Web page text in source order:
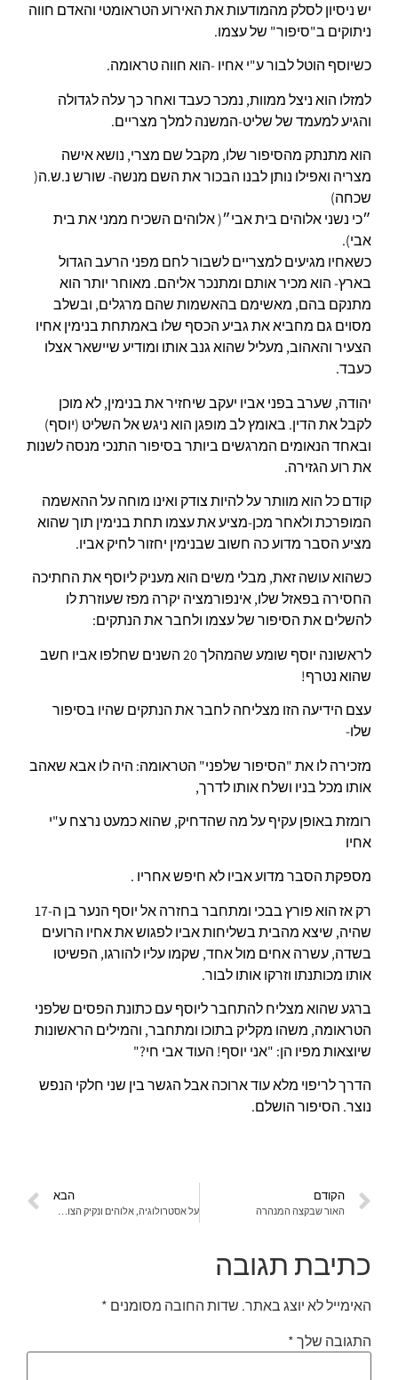
יש ניסיון לסלק מהמודעות את האירוע הטראומטי והאדם חווה
ניתוקים ב"סיפור" של עצמו.
כשיוסף הוטל לבור ע"י אחיו -הוא חווה טראומה.
למזלו הוא ניצל ממוות, נמכר כעבד ואחר כך עלה לגדולה
והגיע למעמד של שליט-המשנה למלך מצריים.
הוא מתנתק מהסיפור שלו, מקבל שם מצרי, נושא אישה
מצריה ואפילו נותן לבנו הבכור את השם מנשה- שורש נ.ש.ה(
שכחה)
״כי נשני אלוהים בית אבי״( אלוהים השכיח ממני את בית
אבי).
כשאחיו מגיעים למצריים לשבור לחם מפני הרעב הגדול
בארץ- הוא מכיר אותם ומתנכר אליהם. מאוחר יותר הוא
מתנקם בהם, מאשימם בהאשמות שהם מרגלים, ובשלב
מסוים גם מחביא את גביע הכסף שלו באמתחת בנימין אחיו
הצעיר והאהוב, מעליל שהוא גנב אותו ומודיע שיישאר אצלו
כעבד.
יהודה, שערב בפני אביו יעקב שיחזיר את בנימין, לא מוכן
לקבל את הדין. באומץ לב מופגן הוא ניגש אל השליט (יוסף)
ובאחד הנאומים המרגשים ביותר בסיפור התנכי מנסה לשנות
את רוע הגזירה.
קודם כל הוא מוותר על להיות צודק ואינו מוחה על ההאשמה
המופרכת ולאחר מכן-מציע את עצמו תחת בנימין תוך שהוא
מציע הסבר מדוע כה חשוב שבנימין יחזור לחיק אביו.
כשהוא עושה זאת, מבלי משים הוא מעניק ליוסף את החתיכה
החסירה בפאזל שלו, אינפורמציה יקרה מפז שעוזרת לו
להשלים את הסיפור של עצמו ולחבר את הנתקים:
לראשונה יוסף שומע שהמהלך 20 השנים שחלפו אביו חשב
שהוא נטרף!
עצם הידיעה הזו מצליחה לחבר את הנתקים שהיו בסיפור
שלו-
מזכירה לו את "הסיפור שלפני" הטראומה: היה לו אבא שאהב
אותו מכל בניו ושלח אותו לדרך,
רומזת באופן עקיף על מה שהדחיק, שהוא כמעט נרצח ע"י
אחיו
מספקת הסבר מדוע אביו לא חיפש אחריו .
רק אז הוא פורץ בבכי ומתחבר בחזרה אל יוסף הנער בן ה-17
שהיה, שיצא מהבית בשליחות אביו לפגוש את אחיו הרועים
בשדה, עשרה אחים מול אחד, שקמו עליו להורגו, הפשיטו
אותו מכותנתו וזרקו אותו לבור.
ברגע שהוא מצליח להתחבר ליוסף עם כתונת הפסים שלפני
הטראומה, משהו מקליק בתוכו ומתחבר, והמילים הראשונות
שיוצאות מפיו הן: "אני יוסף! העוד אבי חי?"
הדרך לריפוי מלא עוד ארוכה אבל הגשר בין שני חלקי הנפש
נוצר. הסיפור הושלם.
הקודם
האור שבקצה המנהרה
הבא
על אסטרולוגיה, אלוהים ונקיק הצור (כי תישא)
כתיבת תגובה
האימייל לא יוצג באתר. שדות החובה מסומנים *
התגובה שלך*